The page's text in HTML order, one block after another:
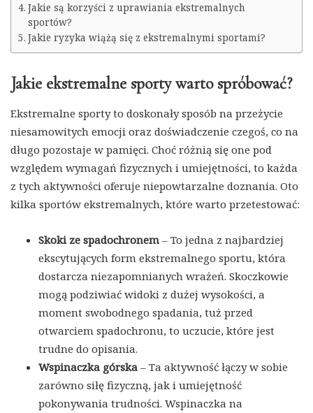
Jakie są korzyści z uprawiania ekstremalnych
sportów?
Jakie ryzyka wiążą się z ekstremalnymi sportami?
Jakie ekstremalne sporty warto spróbować?
Ekstremalne sporty to doskonały sposób na przeżycie
niesamowitych emocji oraz doświadczenie czegoś, co na
długo pozostaje w pamięci. Choć różnią się one pod
względem wymagań fizycznych i umiejętności, to każda
z tych aktywności oferuje niepowtarzalne doznania. Oto
kilka sportów ekstremalnych, które warto przetestować:
Skoki ze spadochronem – To jedna z najbardziej
ekscytujących form ekstremalnego sportu, która
dostarcza niezapomnianych wrażeń. Skoczkowie
mogą podziwiać widoki z dużej wysokości, a
moment swobodnego spadania, tuż przed
otwarciem spadochronu, to uczucie, które jest
trudne do opisania.
Wspinaczka górska – Ta aktywność łączy w sobie
zarówno siłę fizyczną, jak i umiejętność
pokonywania trudności. Wspinaczka na